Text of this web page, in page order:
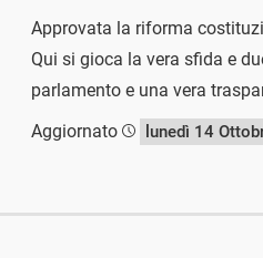
Approvata la riforma
Qui si gioca la vera sfida e
parlamento e una vera
Aggiornato
lunedì 14